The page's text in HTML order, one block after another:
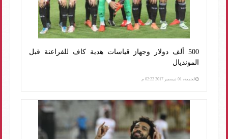
500 ألف دولار وجهاز قياسات هدية كاف للفراعنة قبل
المونديال
الجمعة، 01 ديسمبر 2017 02:22 م